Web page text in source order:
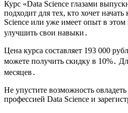
Курс «Data Science глазами
подходит для тех, кто хочет начать
Science или уже имеет опыт в этом
улучшить свои навыки․
Цена курса составляет 193 000
можете получить скидку в 10%․
месяцев․
Не упустите возможность
профессией Data Science и